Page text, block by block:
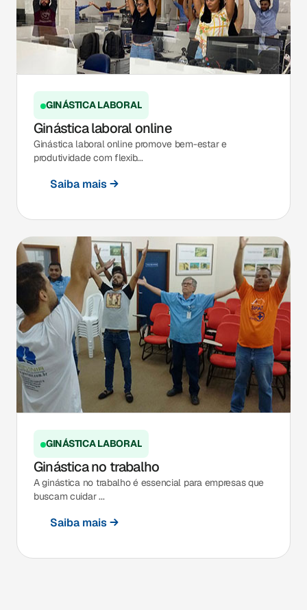
GINÁSTICA LABORAL
Ginástica laboral online
Ginástica laboral online promove bem-estar e
produtividade com flexib...
Saiba mais
GINÁSTICA LABORAL
Ginástica no trabalho
A ginástica no trabalho é essencial para empresas que
buscam cuidar ...
Saiba mais